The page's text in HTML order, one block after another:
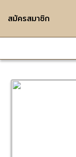
สมัครสมาชิก